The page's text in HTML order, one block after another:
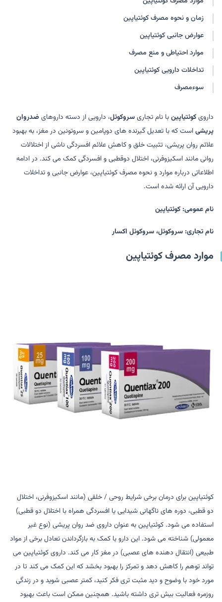
کواِتیانیل
بیکوئل
ترانکوپین
سایکوئل
کوئپین
زمان و نحوه مصرف کوئتیاپین
عوارض جانبی کوئتیاپین
موارد احتیاطی و منع مصرف
تداخلات دارویی کوئتیاپین
سوءمصرف
دارویکوئتیاپینبا نام تجاریسروکوئل، دارویی از دسته داروهایضدروان
پریشیاست که با تعدیل گیرنده های دوپامین و سروتونین در مغز، به بهبود
علائم روان پریشی، تثبیت خلق و کاهش علائم افسردگی ناشی از اختلالات
روانی مانند اسکیزوفرنی، اختلال دوقطبی و افسردگی کمک می کند. در ادامه
اطلاعاتی درباره موارد و نحوه مصرف کوئتیاپین، عوارض جانبی و تداخلات
دارویی آن ارائه شده است.
نام عمومی: کوئتیاپین
نام تجاری: سروکوئل، سروکوئل اکسار
موارد مصرف کوئتیاپین
کوئتیاپین برای درمان برخی شرایط روحی / خلقی (مانند اسکیزوفرنی، اختلال
دو قطبی، دوره های ناگهانی شیدایی یا افسردگی همراه با اختلال دو قطبی)
استفاده می شود. کوئتیاپین به عنوان داروی ضد روان پریشی (نوع غیر
معمولی) شناخته می شود. این دارو با کمک به بازگرداندن تعادل برخی از مواد
طبیعی (انتقال دهنده های عصبی) در مغز کار می کند. داروی کوئتیاپین می
تواند توهم را کاهش دهد و تمرکز را بهبود بخشد که این کمک می کند تا در
مورد خود با وضوح و دید مثبت تری فکر کنید، کمتر عصبی شوید و در زندگی
روزمره فعالیت بیش تری داشته باشید. همچنین ممکن است باعث بهبود